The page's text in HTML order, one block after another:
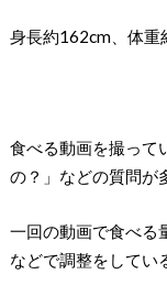
身長約162cm、体重
食べる動画を撮って
の？」などの質問が
一回の動画で食べる
などで調整をしてい